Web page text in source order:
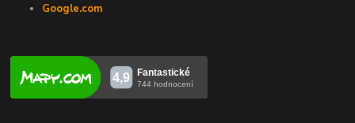
Google.com